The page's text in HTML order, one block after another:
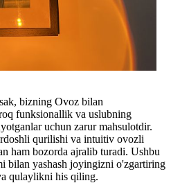
bizning Ovoz bilan
funksionallik va uslubning
uchun zarur mahsulotdir.
qurilishi va intuitiv ovozli
ham bozorda ajralib turadi. Ushbu
bilan yashash joyingizni o'zgartiring
qulaylikni his qiling.